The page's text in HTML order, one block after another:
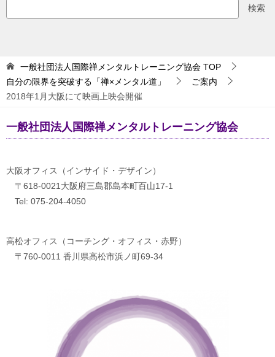
検索
一般社団法人国際禅メンタルトレーニング協会 TOP
自分の限界を突破する「禅×メンタル道」
ご案内
2018年1月大阪にて映画上映会開催
一般社団法人国際禅メンタルトレーニング協会
大阪オフィス（インサイド・デザイン）
〒618-0021大阪府三島郡島本町百山17-1
Tel: 075-204-4050
高松オフィス（コーチング・オフィス・赤野）
〒760-0011 香川県高松市浜ノ町69-34